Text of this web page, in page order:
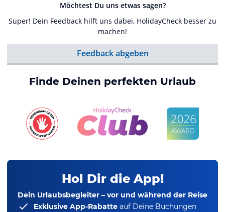
Möchtest Du uns etwas sagen?
Super! Dein Feedback hilft uns dabei, HolidayCheck besser zu
machen!
Feedback abgeben
Finde Deinen perfekten Urlaub
Hol Dir die App!
Dein Urlaubsbegleiter – vor und während der Reise
Exklusive App-Rabatte auf Deine Buchungen